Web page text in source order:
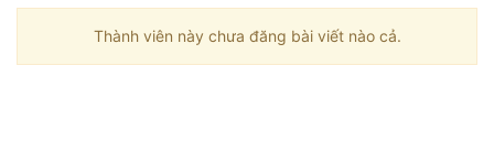
Thành viên này chưa đăng bài viết nào cả.